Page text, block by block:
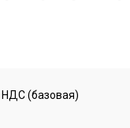
НДС (базовая)